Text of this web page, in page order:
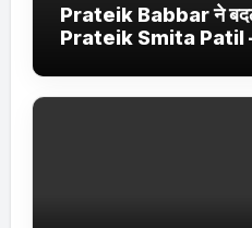
Prateik Babbar ने
Prateik Smita Patil –